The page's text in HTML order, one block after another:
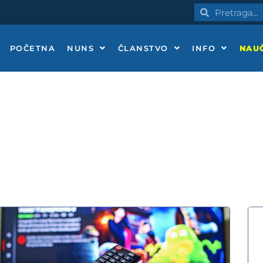
PretragaPretraga
POČETNA NUNS ČLANSTVO INFO